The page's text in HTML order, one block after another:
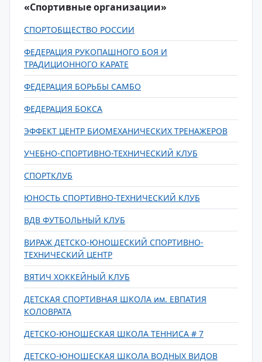
«Спортивные организации»
СПОРТОБЩЕСТВО РОССИИ
ФЕДЕРАЦИЯ РУКОПАШНОГО БОЯ И
ТРАДИЦИОННОГО КАРАТЕ
ФЕДЕРАЦИЯ БОРЬБЫ САМБО
ФЕДЕРАЦИЯ БОКСА
ЭФФЕКТ ЦЕНТР БИОМЕХАНИЧЕСКИХ ТРЕНАЖЕРОВ
УЧЕБНО-СПОРТИВНО-ТЕХНИЧЕСКИЙ КЛУБ
СПОРТКЛУБ
ЮНОСТЬ СПОРТИВНО-ТЕХНИЧЕСКИЙ КЛУБ
ВДВ ФУТБОЛЬНЫЙ КЛУБ
ВИРАЖ ДЕТСКО-ЮНОШЕСКИЙ СПОРТИВНО-
ТЕХНИЧЕСКИЙ ЦЕНТР
ВЯТИЧ ХОККЕЙНЫЙ КЛУБ
ДЕТСКАЯ СПОРТИВНАЯ ШКОЛА им. ЕВПАТИЯ
КОЛОВРАТА
ДЕТСКО-ЮНОШЕСКАЯ ШКОЛА ТЕННИСА # 7
ДЕТСКО-ЮНОШЕСКАЯ ШКОЛА ВОДНЫХ ВИДОВ